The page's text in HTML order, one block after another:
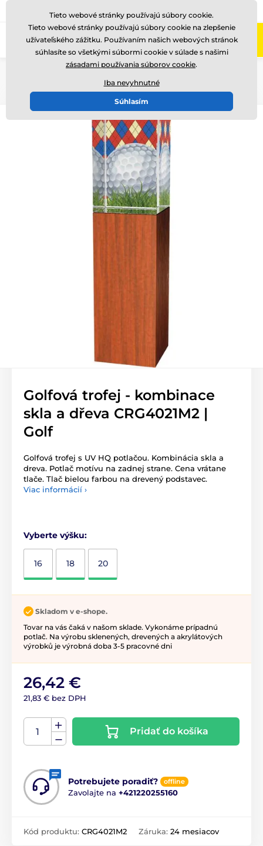
Zavolajte nám (Po-Pi 8-17) +421220255160
Golfová trofej - kombinace
skla a dřeva CRG4021M2 |
Golf
Golfová trofej s UV HQ potlačou. Kombinácia skla a
dreva. Potlač motívu na zadnej strane. Cena vrátane
tlače. Tlač bielou farbou na drevený podstavec.
Viac informácií ›
Vyberte výšku:
16 18 20
Skladom v e-shope.
Tovar na vás čaká v našom sklade. Vykonáme prípadnú
potlač. Na výrobu sklenených, drevených a akrylátových
výrobků je výrobná doba 3-5 pracovné dni
26,42 €
21,83 € bez DPH
Pridať do košíka
Potrebujete poradiť? offline
Zavolajte na +421220255160
Kód produktu: CRG4021M2 Záruka: 24 mesiacov
Tieto webové stránky používajú súbory cookie.
Tieto webové stránky používajú súbory cookie na zlepšenie
užívateľského zážitku. Používaním našich webových stránok
súhlasíte so všetkými súbormi cookie v súlade s našimi
zásadami používania súborov cookie.
Iba nevyhnutné
Súhlasím